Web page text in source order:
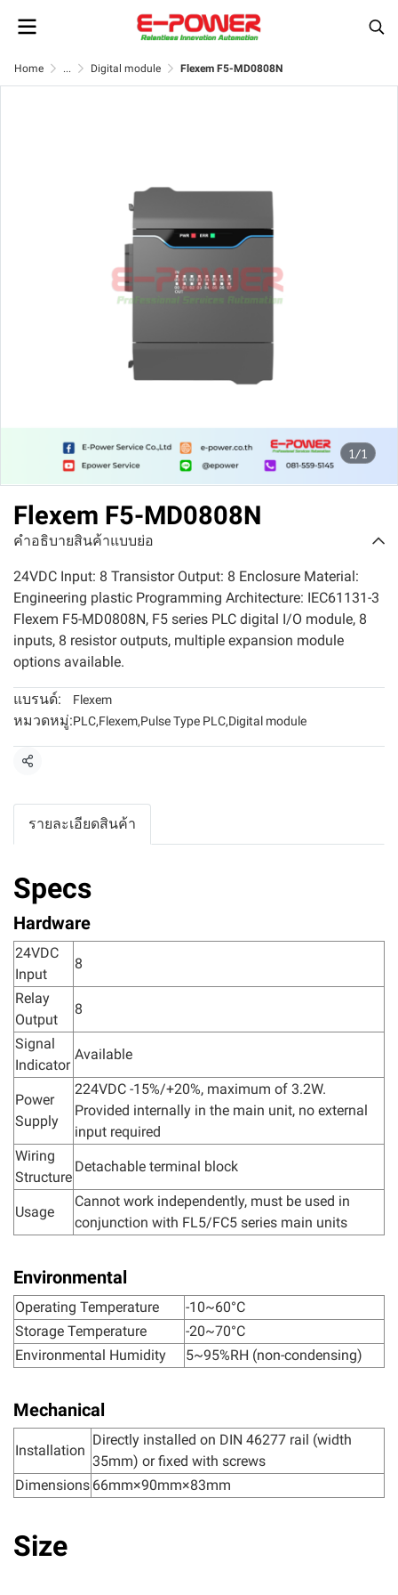
Home ... Digital module Flexem F5-MD0808N
1/1
Flexem F5-MD0808N
คำอธิบายสินค้าแบบย่อ
24VDC Input: 8 Transistor Output: 8 Enclosure Material:
Engineering plastic Programming Architecture: IEC61131-3
Flexem F5-MD0808N, F5 series PLC digital I/O module, 8
inputs, 8 resistor outputs, multiple expansion module
options available.
แบรนด์: Flexem
หมวดหมู่:PLC,Flexem,Pulse Type PLC,Digital module
แชร์
รายละเอียดสินค้า
Specs
Hardware
24VDC
Input
8
Relay
Output
8
Signal
Indicator
Available
Power
Supply
224VDC -15%/+20%, maximum of 3.2W.
Provided internally in the main unit, no external
input required
Wiring
Structure
Detachable terminal block
Usage
Cannot work independently, must be used in
conjunction with FL5/FC5 series main units
Environmental
Operating Temperature
-10~60°C
Storage Temperature
-20~70°C
Environmental Humidity
5~95%RH (non-condensing)
Mechanical
Installation
Directly installed on DIN 46277 rail (width
35mm) or fixed with screws
Dimensions 66mm×90mm×83mm
Size